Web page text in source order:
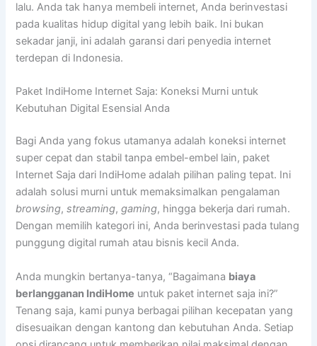
lalu. Anda tak hanya membeli internet, Anda berinvestasi
pada kualitas hidup digital yang lebih baik. Ini bukan
sekadar janji, ini adalah garansi dari penyedia internet
terdepan di Indonesia.
Paket IndiHome Internet Saja: Koneksi Murni untuk
Kebutuhan Digital Esensial Anda
Bagi Anda yang fokus utamanya adalah koneksi internet
super cepat dan stabil tanpa embel-embel lain, paket
Internet Saja dari IndiHome adalah pilihan paling tepat. Ini
adalah solusi murni untuk memaksimalkan pengalaman
browsing,streaming,gaming, hingga bekerja dari rumah.
Dengan memilih kategori ini, Anda berinvestasi pada tulang
punggung digital rumah atau bisnis kecil Anda.
Anda mungkin bertanya-tanya, “Bagaimana biaya
berlangganan IndiHome untuk paket internet saja ini?”
Tenang saja, kami punya berbagai pilihan kecepatan yang
disesuaikan dengan kantong dan kebutuhan Anda. Setiap